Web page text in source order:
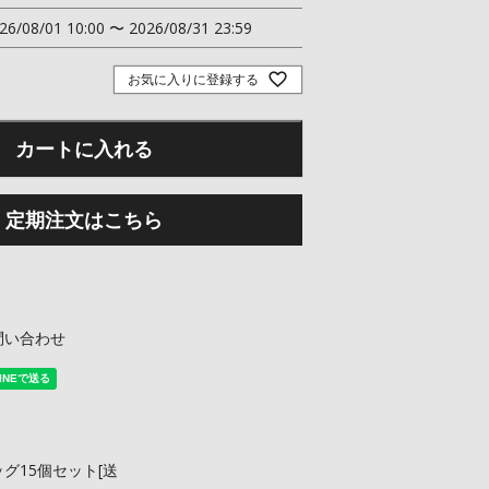
08/01 10:00 〜 2026/08/31 23:59
お気に入りに登録する
カートに入れる
定期注文はこちら
合わせ
15個セット[送